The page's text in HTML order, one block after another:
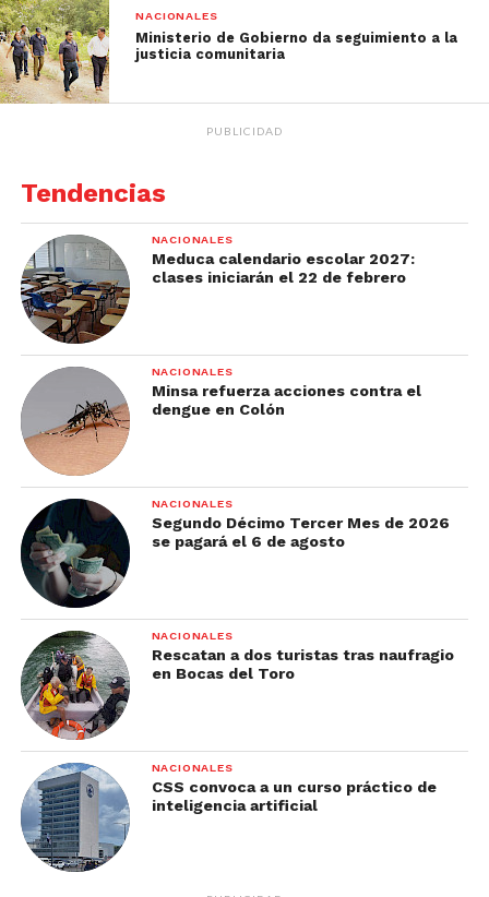
NACIONALES
Ministerio de Gobierno da seguimiento a la
justicia comunitaria
PUBLICIDAD
Tendencias
NACIONALES
Meduca calendario escolar 2027:
clases iniciarán el 22 de febrero
NACIONALES
Minsa refuerza acciones contra el
dengue en Colón
NACIONALES
Segundo Décimo Tercer Mes de 2026
se pagará el 6 de agosto
NACIONALES
Rescatan a dos turistas tras naufragio
en Bocas del Toro
NACIONALES
CSS convoca a un curso práctico de
inteligencia artificial